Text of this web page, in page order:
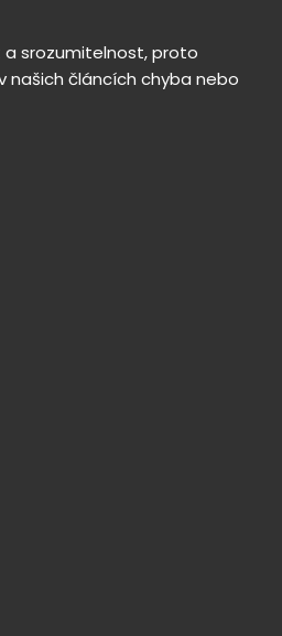
a srozumitelnost, proto
našich článcích chyba nebo